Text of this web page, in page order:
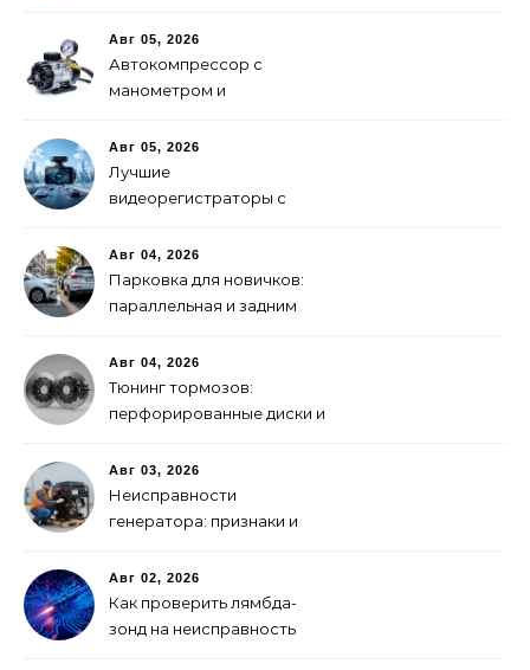
Авг 05, 2026
Автокомпрессор с
манометром и
выбрать
Авг 05, 2026
Лучшие
видеорегистраторы с
2026 года
Авг 04, 2026
Парковка для новичков:
параллельная и задним
Авг 04, 2026
Тюнинг тормозов:
перфорированные диски и
суппорты
Авг 03, 2026
Неисправности
генератора: признаки и
Авг 02, 2026
Как проверить лямбда-
зонд на неисправность